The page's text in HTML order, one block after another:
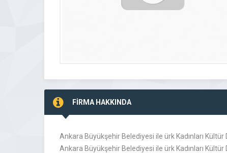
FİRMA HAKKINDA
Ankara Büyükşehir Belediyesi ile ürk Kadınları
Ankara Büyükşehir Belediyesi ile ürk Kadınları